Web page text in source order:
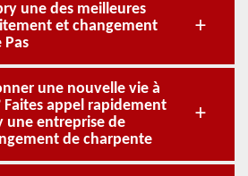
une des meilleures
et changement
Pas
une nouvelle vie à
appel rapidement
une entreprise de
de charpente